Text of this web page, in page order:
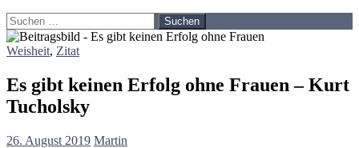
Suchen
nach:
Weisheit, Zitat
Es gibt keinen Erfolg ohne Frauen – Kurt
Tucholsky
26. August 2019 Martin